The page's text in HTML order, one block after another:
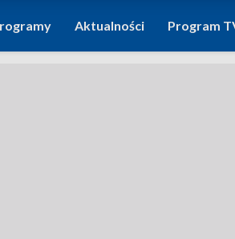
Aktualności Program